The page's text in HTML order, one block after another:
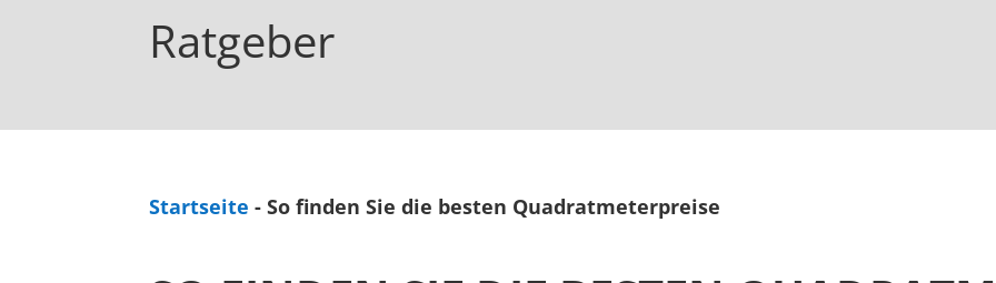
Ratgeber
Startseite -So finden Sie die besten Quadratmeterpreise